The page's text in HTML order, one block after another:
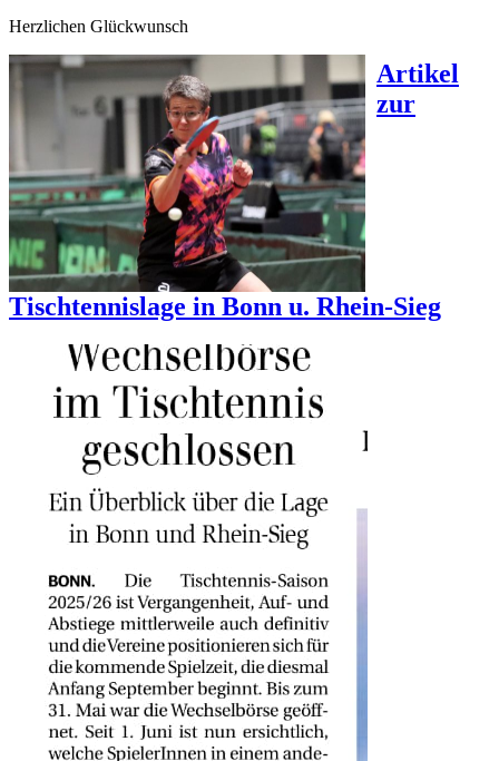
Herzlichen Glückwunsch
Artikel
zur
Tischtennislage in Bonn u. Rhein-Sieg